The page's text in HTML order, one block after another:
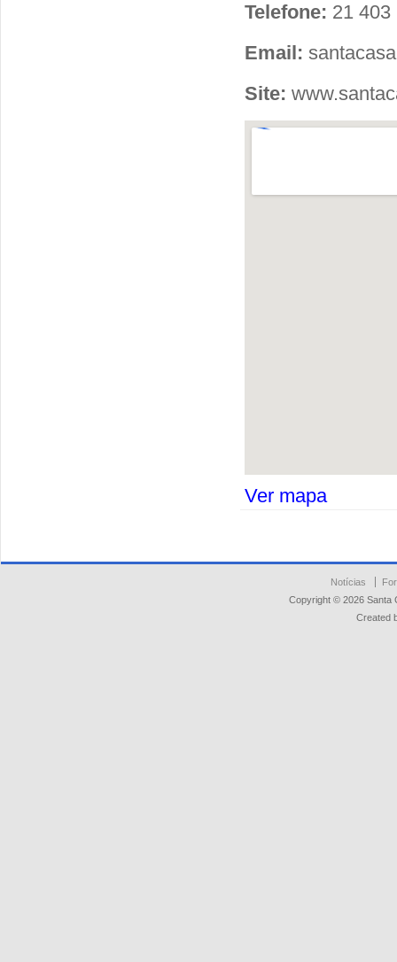
Telefone: 21 403
Email:
Site:
Ver mapa
Notícias
Copyright © 2026 Santa
Created